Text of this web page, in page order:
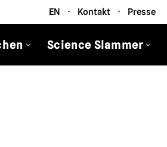
EN · Kontakt · Presse
Science Slammer